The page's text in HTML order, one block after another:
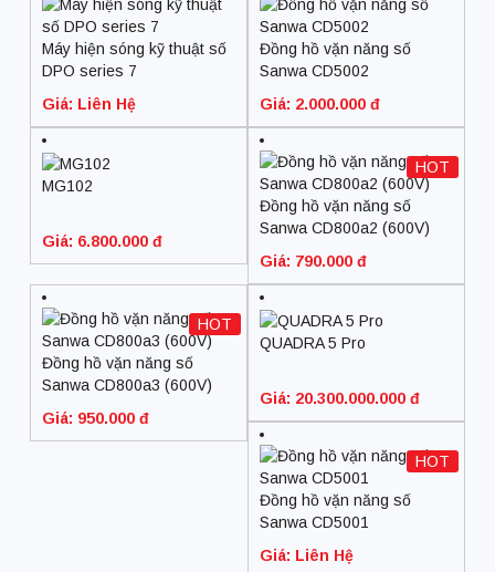
Máy hiện sóng kỹ thuật số
DPO series 7
Giá: Liên Hệ
Đồng hồ vặn năng số
Sanwa CD5002
Giá: 2.000.000 đ
MG102
Giá: 6.800.000 đ
Đồng hồ vặn năng số
Sanwa CD800a2 (600V)
Giá: 790.000 đ
HOT
Đồng hồ vặn năng số
Sanwa CD800a3 (600V)
Giá: 950.000 đ
HOT
QUADRA 5 Pro
Giá: 20.300.000.000 đ
Đồng hồ vặn năng số
Sanwa CD5001
Giá: Liên Hệ
HOT